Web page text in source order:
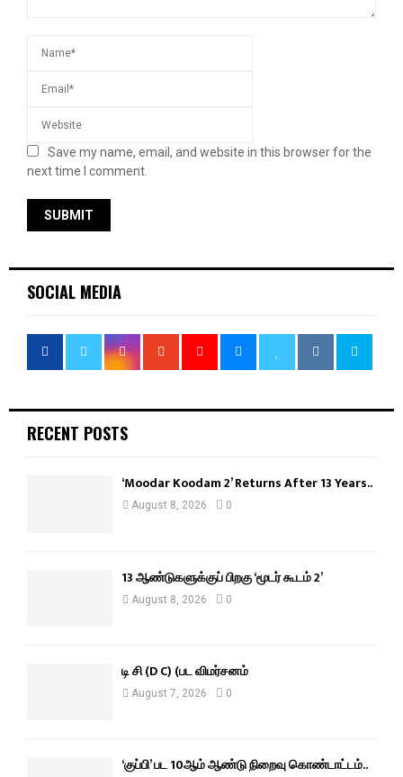
Save my name, email, and website in this browser for the
next time I comment.
SOCIAL MEDIA
RECENT POSTS
‘Moodar Koodam 2’ Returns After 13 Years..
August 8, 2026 0
13 ஆண்டுகளுக்குப் பிறகு ‘மூடர் கூடம் 2’
August 8, 2026 0
டி சி (D C) (பட விமர்சனம்
August 7, 2026 0
‘குப்பி’ பட 10ஆம் ஆண்டு நிறைவு கொண்டாட்டம்..